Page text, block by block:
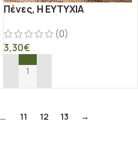
Πένες, Η ΕΥΤΥΧΙΑ
(0)
3,30€
ΠΡΟΣΘΉΚΗ ΣΤΟ ΚΑΛΆΘΙ
… 11 12 13 →